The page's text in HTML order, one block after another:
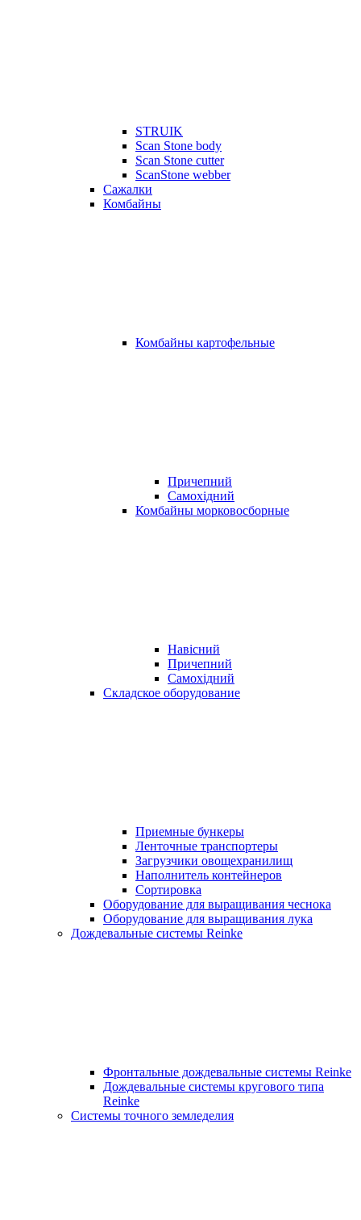
STRUIK
Scan Stone body
Scan Stone cutter
ScanStone webber
Сажалки
Комбайны
Комбайны картофельные
Причепний
Самохідний
Комбайны морковосборные
Навісний
Причепний
Самохідний
Складское оборудование
Приемные бункеры
Ленточные транспортеры
Загрузчики овощехранилищ
Наполнитель контейнеров
Сортировка
Оборудование для выращивания чеснока
Оборудование для выращивания лука
Дождевальные системы Reinke
Фронтальные дождевальные системы Reinke
Дождевальные системы кругового типа
Reinke
Системы точного земледелия